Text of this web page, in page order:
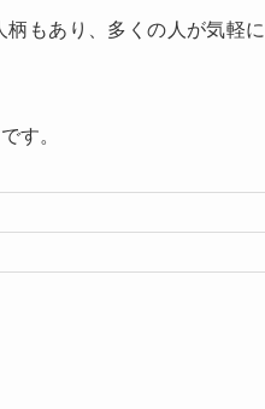
もあり、多くの人が気軽に
す。